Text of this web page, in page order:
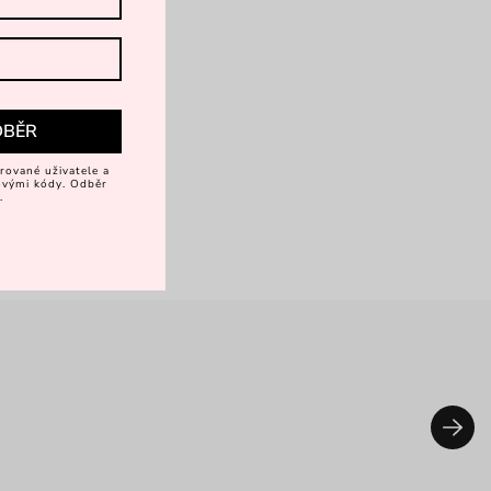
uživatele a
kódy. Odběr